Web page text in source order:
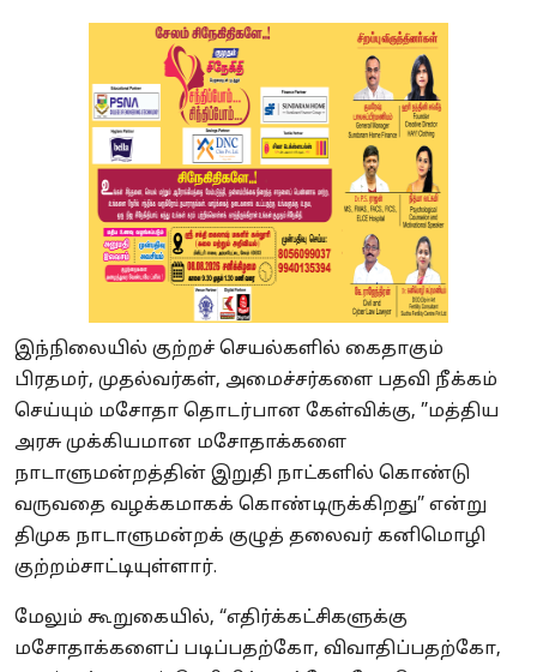
இந்நிலையில் குற்றச் செயல்களில் கைதாகும்
பிரதமர், முதல்வர்கள், அமைச்சர்களை பதவி நீக்கம்
செய்யும் மசோதா தொடர்பான கேள்விக்கு, ”மத்திய
அரசு முக்கியமான மசோதாக்களை
நாடாளுமன்றத்தின் இறுதி நாட்களில் கொண்டு
வருவதை வழக்கமாகக் கொண்டிருக்கிறது” என்று
திமுக நாடாளுமன்றக் குழுத் தலைவர் கனிமொழி
குற்றம்சாட்டியுள்ளார்.
மேலும் கூறுகையில், “எதிர்க்கட்சிகளுக்கு
மசோதாக்களைப் படிப்பதற்கோ, விவாதிப்பதற்கோ,